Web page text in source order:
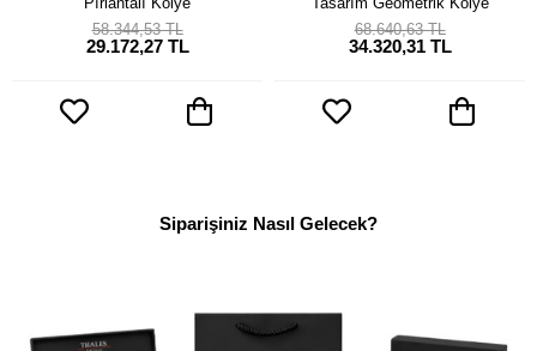
29.172,27 TL
58.344,53 TL
34.320,31 TL
68.640,63 TL
Siparişiniz Nasıl Gelecek?